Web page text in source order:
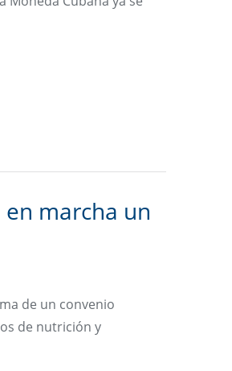
marcha un
de un convenio
de nutrición y